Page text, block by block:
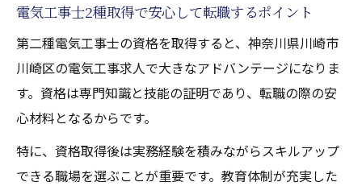
電気工事士2種取得で安心して転職するポイント
第二種電気工事士の資格を取得すると、神奈川県川崎市
川崎区の電気工事求人で大きなアドバンテージになりま
す。資格は専門知識と技能の証明であり、転職の際の安
心材料となるからです。
特に、資格取得後は実務経験を積みながらスキルアップ
できる職場を選ぶことが重要です。教育体制が充実した